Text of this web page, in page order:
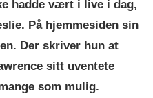
hadde vært i live i dag,
På hjemmesiden sin
Der skriver hun at
sitt uventete
som mulig.